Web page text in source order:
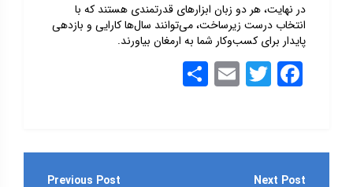
در نهایت، هر دو زبان ابزارهای قدرتمندی هستند که با
انتخاب درست زیرساخت، می‌توانند سال‌ها کارایی و بازدهی
پایدار برای کسب‌وکار شما به ارمغان بیاورند.
Facebook
Twitter
Email
راهبری